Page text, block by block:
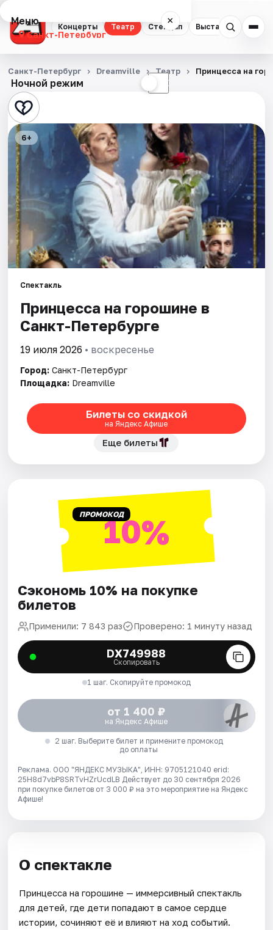
Концерты Театр Стендап Выставки
Меню ×
Санкт-Петербург
Концерты
Театр
Стендап
Выставки
Квесты
Экскурсии
Спорт
События
Города
Площадки
Рейтинги
Ночной режим ☾
Санкт-Петербург Dreamville Театр Принцесса на
6+
Спектакль
Принцесса на горошине в
Санкт-Петербурге
19 июля 2026 • воскресенье
Город: Санкт-Петербург
Площадка: Dreamville
Билеты со скидкой
на Яндекс Афише
Еще билеты
ПРОМОКОД10%
Сэкономь 10% на покупке
билетов
Применили: 7 843 раз Проверено: 1 минуту назад
DX749988
Скопировать
1 шаг. Скопируйте промокод
от 1 400 ₽
на Яндекс Афише
2 шаг. Выберите билет и примените промокод
до оплаты
Реклама. ООО "ЯНДЕКС МУЗЫКА", ИНН: 9705121040 erid:
25H8d7vbP8SRTvHZrUcdLB Действует до 30 сентября 2026
при покупке билетов от 3 000 ₽ на это мероприятие на Яндекс
Афише!
О спектакле
Принцесса на горошине — иммерсивный спектакль
для детей, где дети попадают в самое сердце
истории, сочиняют её и влияют на ход событий.